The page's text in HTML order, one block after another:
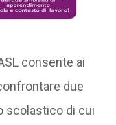
consente ai
due
scolastico di cui